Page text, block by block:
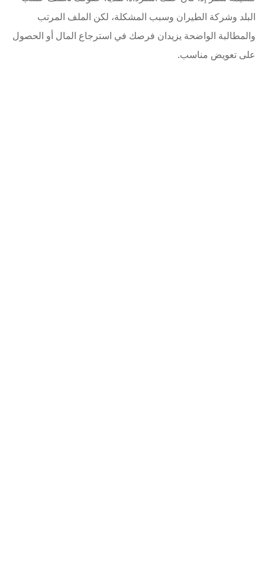
البلد وشركة الطيران وسبب المشكلة، لكن الملف المرتب
والمطالبة الواضحة يزيدان فرصك في استرجاع المال أو الحصول
على تعويض مناسب.